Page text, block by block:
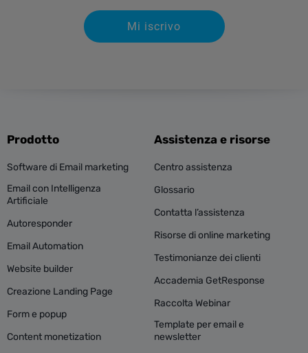
basati sul comportamento di acquisto:
Acquirenti stagionali
Consiglio:
Usa il form di iscrizione per raccogliere dati utili
come genere, città, ecc.
Prepara i tuoi modelli di email
Mi iscrivo
Prodotto
Software di Email marketing
Email con Intelligenza
Artificiale
Autoresponder
Email Automation
Website builder
Creazione Landing Page
Form e popup
Content monetization
Assistenza e risorse
Centro assistenza
Glossario
Contatta l’assistenza
Risorse di online marketing
Testimonianze dei clienti
Accademia GetResponse
Raccolta Webinar
Template per email e
newsletter